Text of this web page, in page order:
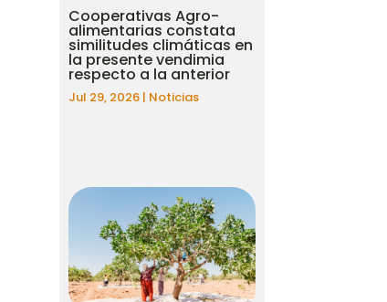
Cooperativas Agro-
alimentarias constata
similitudes climáticas en
la presente vendimia
respecto a la anterior
Jul 29, 2026 | Noticias